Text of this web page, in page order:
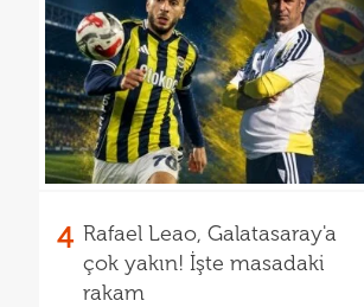
4 Rafael Leao, Galatasaray'a
çok yakın! İşte masadaki
rakam